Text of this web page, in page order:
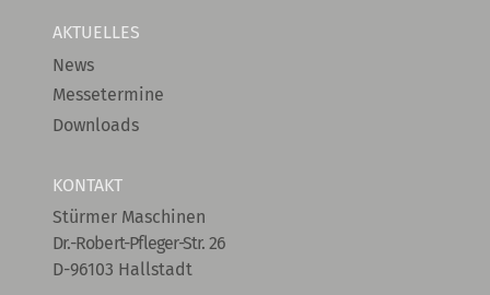
AKTUELLES
News
Messetermine
Downloads
KONTAKT
Stürmer Maschinen
Dr.-Robert-Pfleger-Str. 26
D-96103 Hallstadt